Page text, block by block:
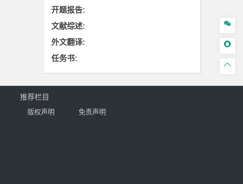
开题报告:
文献综述:
外文翻译:
任务书:



推荐栏目
版权声明 免责声明